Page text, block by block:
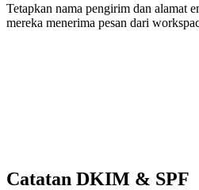
Tetapkan nama pengirim dan alamat
mereka menerima pesan dari
Catatan DKIM & SPF